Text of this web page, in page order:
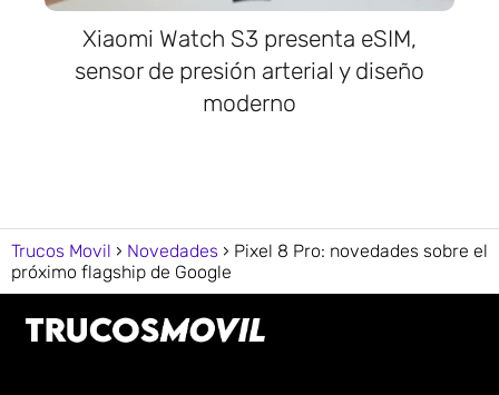
Xiaomi Watch S3 presenta eSIM,
sensor de presión arterial y diseño
moderno
Trucos Movil Novedades
Pixel 8 Pro: novedades sobre el
próximo flagship de Google